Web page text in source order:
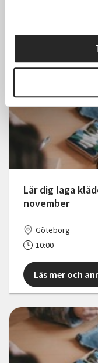
Läs mer och
Lär dig laga
november
Göteborg
10:00
Läs mer och